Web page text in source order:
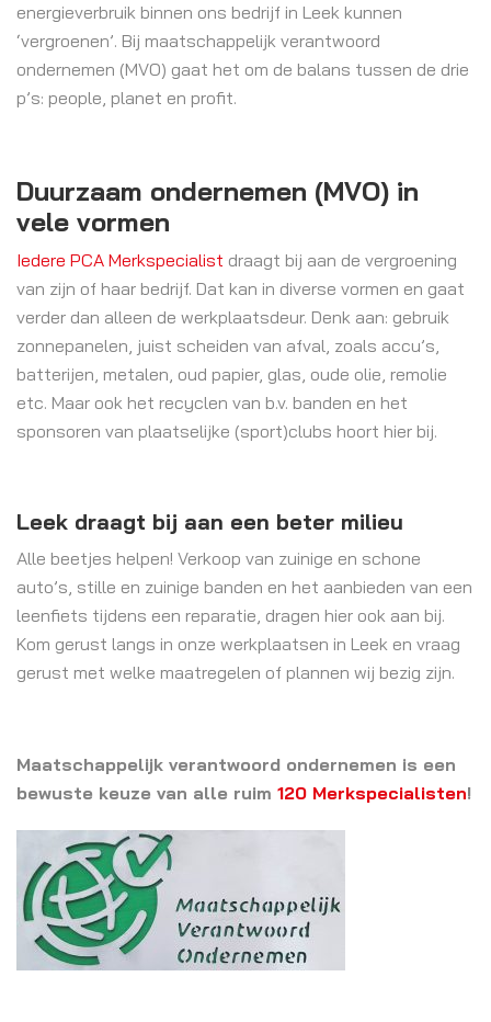
energieverbruik binnen ons bedrijf in Leek kunnen
‘vergroenen’. Bij maatschappelijk verantwoord
ondernemen (MVO) gaat het om de balans tussen de drie
p’s: people, planet en profit.
Duurzaam ondernemen (MVO) in
vele vormen
Iedere PCA Merkspecialist draagt bij aan de vergroening
van zijn of haar bedrijf. Dat kan in diverse vormen en gaat
verder dan alleen de werkplaatsdeur. Denk aan: gebruik
zonnepanelen, juist scheiden van afval, zoals accu’s,
batterijen, metalen, oud papier, glas, oude olie, remolie
etc. Maar ook het recyclen van b.v. banden en het
sponsoren van plaatselijke (sport)clubs hoort hier bij.
Leek draagt bij aan een beter milieu
Alle beetjes helpen! Verkoop van zuinige en schone
auto’s, stille en zuinige banden en het aanbieden van een
leenfiets tijdens een reparatie, dragen hier ook aan bij.
Kom gerust langs in onze werkplaatsen in Leek en vraag
gerust met welke maatregelen of plannen wij bezig zijn.
Maatschappelijk verantwoord ondernemen is een
bewuste keuze van alle ruim 120 Merkspecialisten!